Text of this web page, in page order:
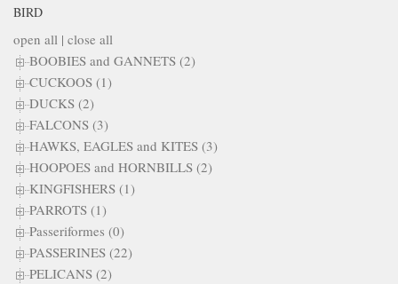
BIRD
open all | close all
BOOBIES and GANNETS (2)
CUCKOOS (1)
DUCKS (2)
FALCONS (3)
HAWKS, EAGLES and KITES (3)
HOOPOES and HORNBILLS (2)
KINGFISHERS (1)
PARROTS (1)
Passeriformes (0)
PASSERINES (22)
PELICANS (2)